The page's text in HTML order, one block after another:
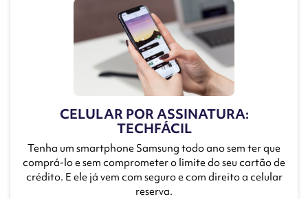
CELULAR POR ASSINATURA:
TECHFÁCIL
Tenha um smartphone Samsung todo ano sem ter que
comprá-lo e sem comprometer o limite do seu cartão de
crédito. E ele já vem com seguro e com direito a celular
reserva.